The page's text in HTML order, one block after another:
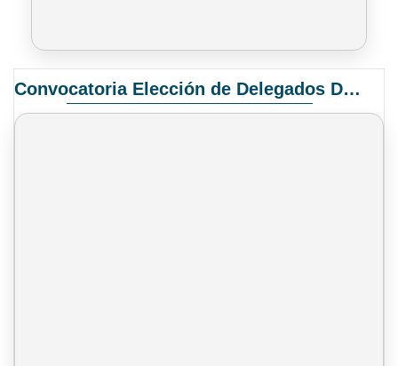
Convocatoria Elección de Delegados Docentes para el XIV Congreso Nacional de Universidades